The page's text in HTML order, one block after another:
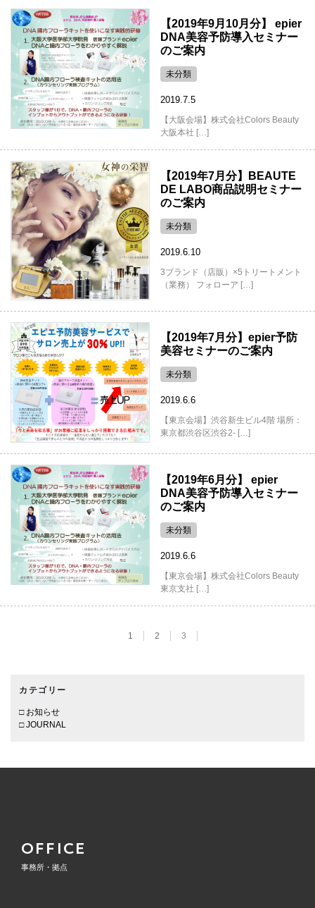
【2019年9月10月分】 epier
DNA美容予防導入セミナー
のご案内
未分類
2019.7.5
【大阪会場】株式会社Colors Beauty
大阪本社 […]
【2019年7月分】BEAUTE
DE LABO商品説明セミナー
のご案内
未分類
2019.6.10
3ブランド（店販）×5トリートメント
（業務） フォローア […]
【2019年7月分】epier予防
美容セミナーのご案内
未分類
2019.6.6
【東京会場】渋谷新生ビル4階 場所：
東京都渋谷区渋谷2- […]
【2019年6月分】 epier
DNA美容予防導入セミナー
のご案内
未分類
2019.6.6
【東京会場】株式会社Colors Beauty
東京支社 […]
1 2 3
カテゴリー
お知らせ
JOURNAL
OFFICE
事務所・拠点